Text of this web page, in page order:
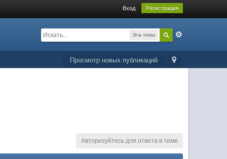
Вход Регистрация
Эта тема
Просмотр новых публикаций
Авторизуйтесь для ответа в теме